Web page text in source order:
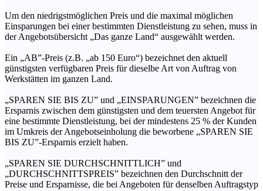
Um den niedrigstmöglichen Preis und die maximal möglichen
Einsparungen bei einer bestimmten Dienstleistung zu sehen, muss in
der Angebotsübersicht „Das ganze Land“ ausgewählt werden.
Ein „AB”-Preis (z.B. „ab 150 Euro“) bezeichnet den aktuell
günstigsten verfügbaren Preis für dieselbe Art von Auftrag von
Werkstätten im ganzen Land.
„SPAREN SIE BIS ZU” und „EINSPARUNGEN” bezeichnen die
Ersparnis zwischen dem günstigsten und dem teuersten Angebot für
eine bestimmte Dienstleistung, bei der mindestens 25 % der Kunden
im Umkreis der Angebotseinholung die beworbene „SPAREN SIE
BIS ZU”-Ersparnis erzielt haben.
„SPAREN SIE DURCHSCHNITTLICH” und
„DURCHSCHNITTSPREIS” bezeichnen den Durchschnitt der
Preise und Ersparnisse, die bei Angeboten für denselben Auftragstyp